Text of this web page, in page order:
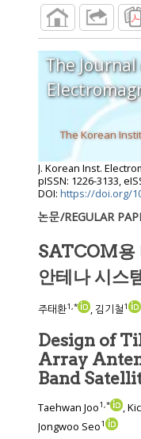
The
The Korean
pISSN: 1226-3133,
DOI: https://doi.org/
논문/REGULAR
SATCOM용
안테나 시스
주태환1,* , 김기철1
Design of
Array
Band
Taehwan Joo1,* ,
Jongwoo Seo1